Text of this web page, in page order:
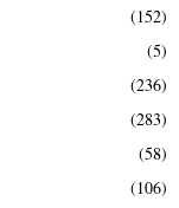
(152)
(5)
(236)
(283)
(58)
(106)